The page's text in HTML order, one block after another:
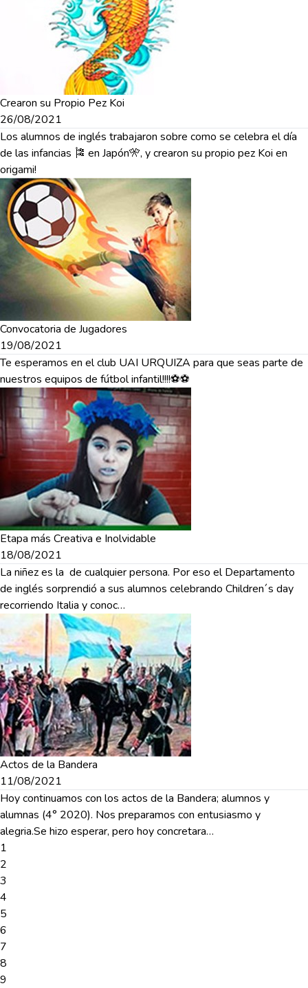
Crearon su Propio Pez Koi
26/08/2021
Los alumnos de inglés trabajaron sobre como se celebra el día
de las infancias 🎏 en Japón🎌, y crearon su propio pez Koi en
origami!
Convocatoria de Jugadores
19/08/2021
Te esperamos en el club UAI URQUIZA para que seas parte de
nuestros equipos de fútbol infantil!!!!⚽️⚽️
Etapa más Creativa e Inolvidable
18/08/2021
La niñez es la de cualquier persona. Por eso el Departamento
de inglés sorprendió a sus alumnos celebrando Children´s day
recorriendo Italia y conoc…
Actos de la Bandera
11/08/2021
Hoy continuamos con los actos de la Bandera; alumnos y
alumnas (4° 2020). Nos preparamos con entusiasmo y
alegria.Se hizo esperar, pero hoy concretara…
1
2
3
4
5
6
7
8
9